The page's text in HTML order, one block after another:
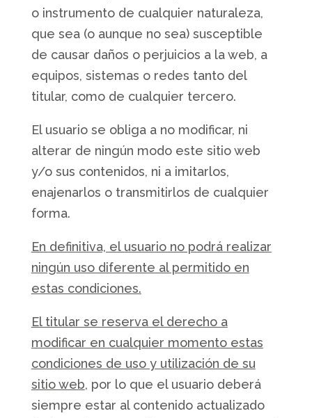
o instrumento de cualquier naturaleza,
que sea (o aunque no sea) susceptible
de causar daños o perjuicios a la web, a
equipos, sistemas o redes tanto del
titular, como de cualquier tercero.
El usuario se obliga a no modificar, ni
alterar de ningún modo este sitio web
y/o sus contenidos, ni a imitarlos,
enajenarlos o transmitirlos de cualquier
forma.
En definitiva, el usuario no podrá realizar
ningún uso diferente al permitido en
estas condiciones.
El titular se reserva el derecho a
modificar en cualquier momento estas
condiciones de uso y utilización de su
sitio web, por lo que el usuario deberá
siempre estar al contenido actualizado